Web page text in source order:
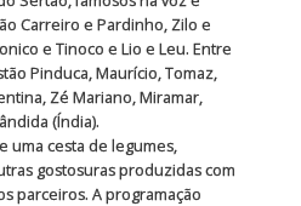
Carreiro e Pardinho, Zilo e
e Tinoco e Lio e Leu. Entre
Pinduca, Maurício, Tomaz,
Zé Mariano, Miramar,
(Índia).
uma cesta de legumes,
gostosuras produzidas com
parceiros. A programação